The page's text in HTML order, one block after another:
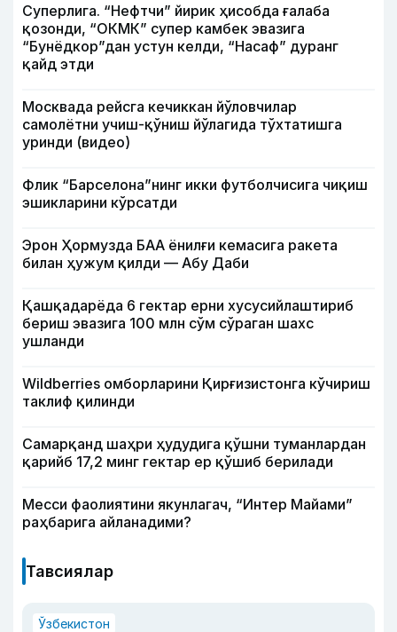
Суперлига. “Нефтчи” йирик ҳисобда ғалаба
қозонди, “ОКМК” супер камбек эвазига
“Бунёдкор”дан устун келди, “Насаф” дуранг
қайд этди
Москвада рейсга кечиккан йўловчилар
самолётни учиш-қўниш йўлагида тўхтатишга
уринди (видео)
Флик “Барселона”нинг икки футболчисига чиқиш
эшикларини кўрсатди
Эрон Ҳормузда БАА ёнилғи кемасига ракета
билан ҳужум қилди — Абу Даби
Қашқадарёда 6 гектар ерни хусусийлаштириб
бериш эвазига 100 млн сўм сўраган шахс
ушланди
Wildberries омборларини Қирғизистонга кўчириш
таклиф қилинди
Самарқанд шаҳри ҳудудига қўшни туманлардан
қарийб 17,2 минг гектар ер қўшиб берилади
Месси фаолиятини якунлагач, “Интер Майами”
раҳбарига айланадими?
Тавсиялар
Ўзбекистон